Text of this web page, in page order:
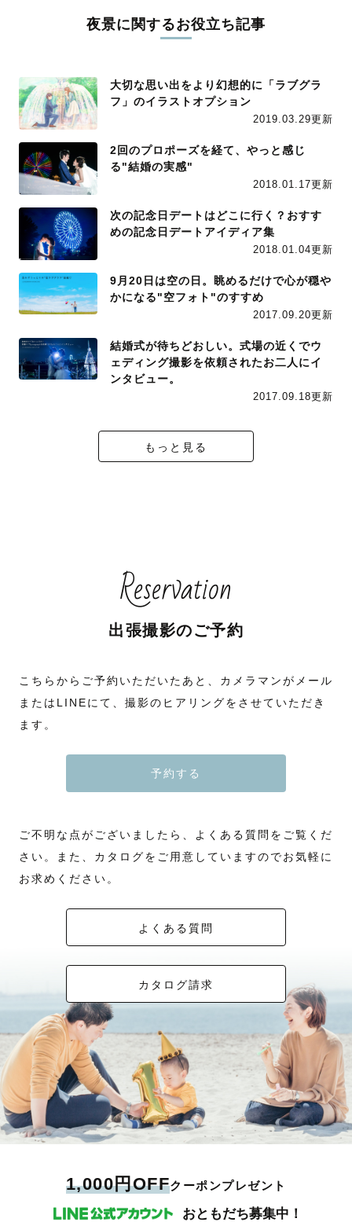
夜景に関するお役立ち記事
大切な思い出をより幻想的に「ラブグラ
フ」のイラストオプション
2019.03.29更新
2回のプロポーズを経て、やっと感じ
る"結婚の実感"
2018.01.17更新
次の記念日デートはどこに行く？おすす
めの記念日デートアイディア集
2018.01.04更新
9月20日は空の日。眺めるだけで心が穏や
かになる"空フォト"のすすめ
2017.09.20更新
結婚式が待ちどおしい。式場の近くでウ
ェディング撮影を依頼されたお二人にイ
ンタビュー。
2017.09.18更新
もっと見る
Reservation
出張撮影のご予約
こちらからご予約いただいたあと、カメラマンがメール
またはLINEにて、撮影のヒアリングをさせていただき
ます。
予約する
ご不明な点がございましたら、よくある質問をご覧くだ
さい。また、カタログをご用意していますのでお気軽に
お求めください。
よくある質問
カタログ請求
1,000円OFFクーポンプレゼント
おともだち募集中！